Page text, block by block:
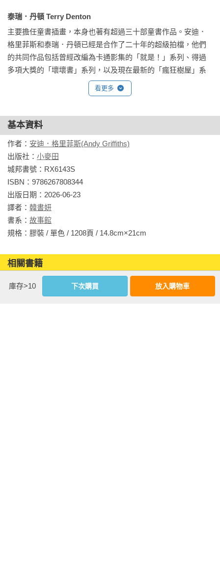
屋、接住了窗外飛來的兔子、意外拉開緊急充氣內褲，在教室
裡飛來飛去。但是還有逃學稽查員、分身鏡子幫、猴子大軍、
什麼都不准做的暫停室……他們的學校生活也會和在樹屋上一
樣瘋狂嗎？
黃立忻（樓梯上那格書櫃粉絲頁版主）
蔡孟耘（宜蘭縣竹林國小閱讀推動教師／小壁虎老師）
盧俊良（阿魯米玩科學粉絲頁版主）
◎「瘋狂樹屋」系列的魔力，讓孩子無痛挑戰文字量、開本、
厚度都不同於繪本的閱讀文類，進而叩關結構更完整的純文字
小說，任孩子馳騁在幽默瘋狂的想像力中，感受文字的魔力和
閱讀的樂趣、進而對閱讀這回事上癮！──黃立忻（樓梯上那格
書櫃 ）
高潮迭起時，我忍不住鼓掌讚嘆作者的豐富想像力，怎麼想得
到這種轉折啦！──蔡孟耘（宜蘭縣竹林國小閱讀推動教師／小
壁虎老師）
泰瑞．丹頓 Terry Denton
主要擔任童書插畫，本身也著有超過三十部童書作品。安迪．
格里菲斯和泰瑞．丹頓已經是合作了二十年的超級拍檔，他們
的共同作品包括曾經改編為卡通影集的「就是！」系列、得過
多項大獎的「壞壞書」系列，以及現在最新的「瘋狂樹屋」系
看更多
基本資料
作者： 安迪．格里菲斯(Andy Griffiths)
出版社： 小麥田
城邦書號：RX6143S
ISBN：9786267808344
出版日期：2026-06-23
譯者： 韓書妍
書系： 故事館
規格：膠裝 / 單色 / 1208頁 / 14.8cm×21cm
相關書籍
同作者 同分類 同出版社
庫存>10 下次購買 放入購物車